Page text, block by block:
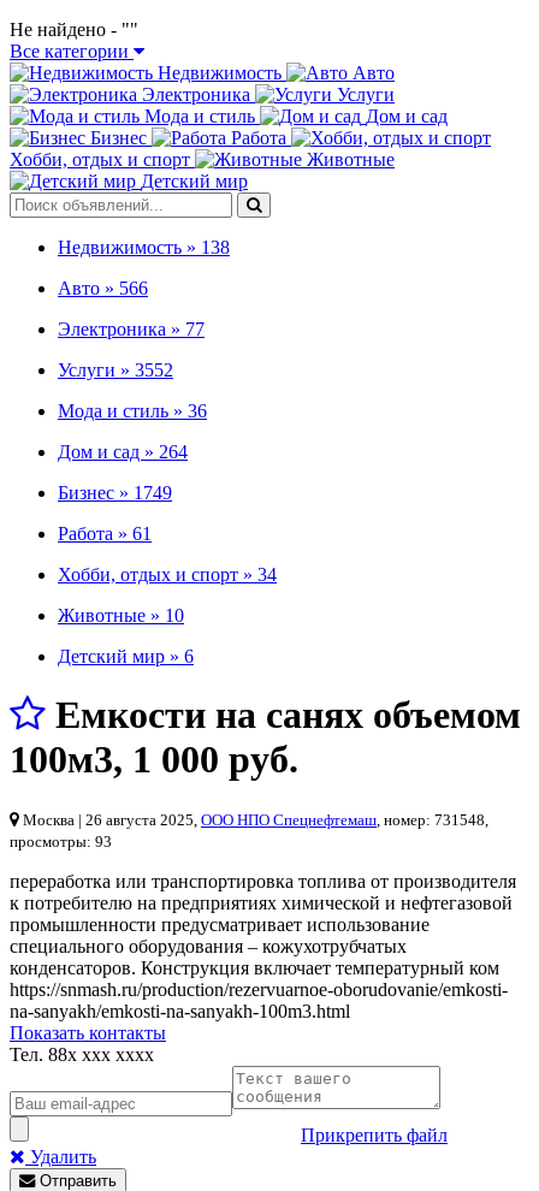
Не найдено - ""
Все категории
Недвижимость
Авто
Электроника
Услуги
Мода и стиль
Дом и сад
Бизнес
Работа
Хобби, отдых и спорт
Животные
Детский мир
Недвижимость » 138
Авто » 566
Электроника » 77
Услуги » 3552
Мода и стиль » 36
Дом и сад » 264
Бизнес » 1749
Работа » 61
Хобби, отдых и спорт » 34
Животные » 10
Детский мир » 6
Емкости на санях объемом
100м3, 1 000 руб.
Москва | 26 августа 2025, ООО НПО Спецнефтемаш , номер: 731548,
просмотры: 93
переработка или транспортировка топлива от производителя
к потребителю на предприятиях химической и нефтегазовой
промышленности предусматривает использование
специального оборудования – кожухотрубчатых
конденсаторов. Конструкция включает температурный ком
https://snmash.ru/production/rezervuarnoe-oborudovanie/emkosti-
na-sanyakh/emkosti-na-sanyakh-100m3.html
Показать контакты
Тел. 88x xxx xxxx
Прикрепить файл
Удалить
Отправить